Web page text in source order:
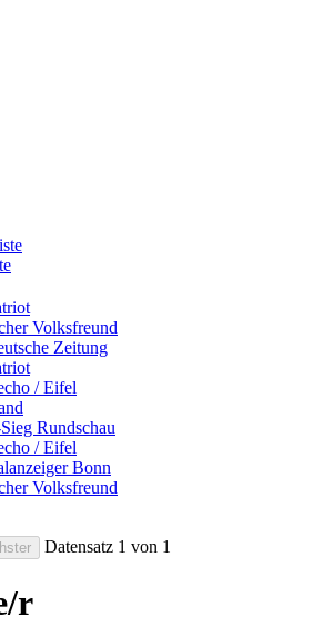
Volksfreund
Zeitung
/ Eifel
Rundschau
/ Eifel
Bonn
Volksfreund
Datensatz 1 von 1
r